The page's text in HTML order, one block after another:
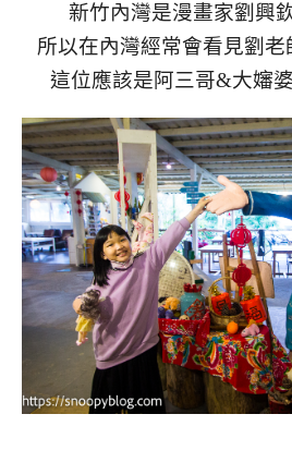
新竹內灣是漫畫家劉興
所以在內灣經常會看見劉老
這位應該是阿三哥&大嬸